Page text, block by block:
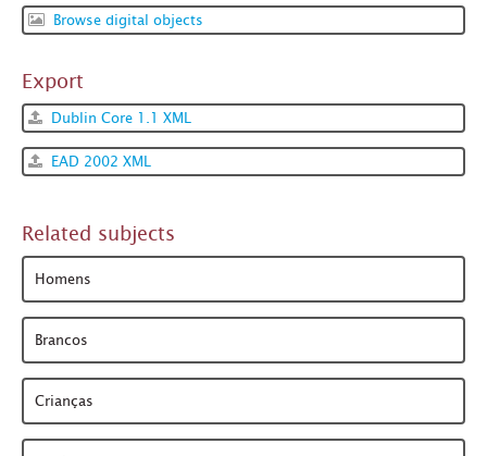
Browse digital objects
Export
Dublin Core 1.1 XML
EAD 2002 XML
Related subjects
Homens
Brancos
Crianças